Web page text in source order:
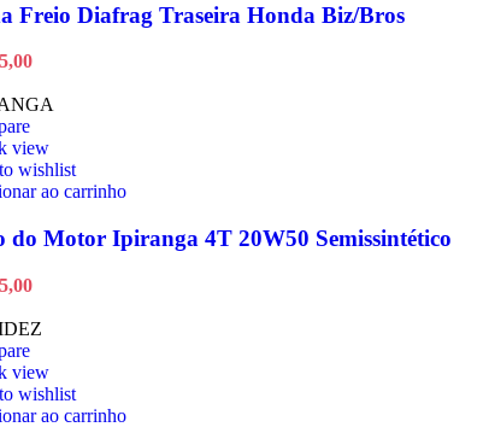
Freio Diafrag Traseira Honda Biz/Bros
view
wishlist
ao carrinho
do Motor Ipiranga 4T 20W50 Semissintético
view
wishlist
ao carrinho